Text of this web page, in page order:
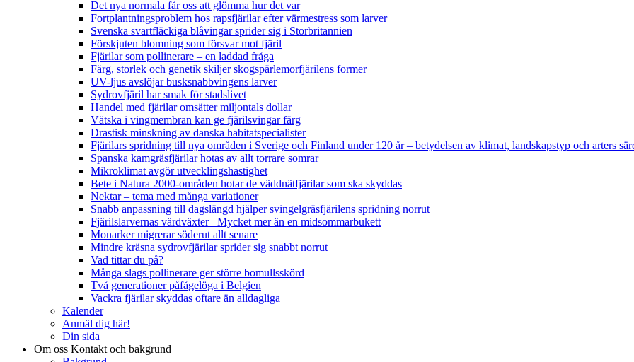
Det nya normala får oss att glömma hur det var
Fortplantningsproblem hos rapsfjärilar efter värmestress som larver
Svenska svartfläckiga blåvingar sprider sig i Storbritannien
Förskjuten blomning som försvar mot fjäril
Fjärilar som pollinerare – en laddad fråga
Färg, storlek och genetik skiljer skogspärlemorfjärilens former
UV-ljus avslöjar busksnabbvingens larver
Sydrovfjäril har smak för stadslivet
Handel med fjärilar omsätter miljontals dollar
Vätska i vingmembran kan ge fjärilsvingar färg
Drastisk minskning av danska habitatspecialister
Fjärilars spridning till nya områden i Sverige och Finland under 120 år– betydelsen av klimat, landskapstyp och arters
Spanska kamgräsfjärilar hotas av allt torrare somrar
Mikroklimat avgör utvecklingshastighet
Bete i Natura 2000-områden hotar de väddnätfjärilar som ska skyddas
Nektar – tema med många variationer
Snabb anpassning till dagslängd hjälper svingelgräsfjärilens spridning norrut
Fjärilslarvernas värdväxter– Mycket mer än en midsommarbukett
Monarker migrerar söderut allt senare
Mindre kräsna sydrovfjärilar sprider sig snabbt norrut
Vad tittar du på?
Många slags pollinerare ger större bomullsskörd
Två generationer påfågelöga i Belgien
Vackra fjärilar skyddas oftare än alldagliga
Kalender
Anmäl dig här!
Din sida
Om oss Kontakt och bakgrund